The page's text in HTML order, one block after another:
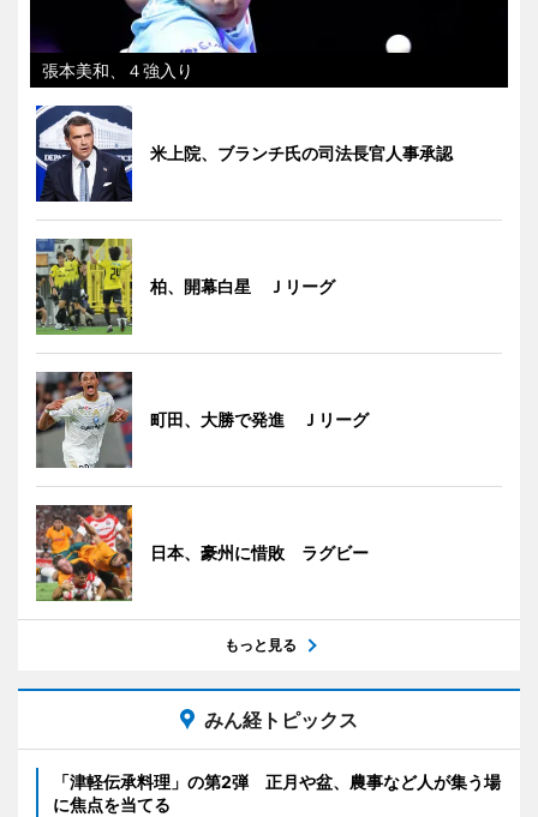
張本美和、４強入り
米上院、ブランチ氏の司法長官人事承認
柏、開幕白星 Ｊリーグ
町田、大勝で発進 Ｊリーグ
日本、豪州に惜敗 ラグビー
もっと見る
みん経トピックス
「津軽伝承料理」の第2弾 正月や盆、農事など人が集う場
に焦点を当てる